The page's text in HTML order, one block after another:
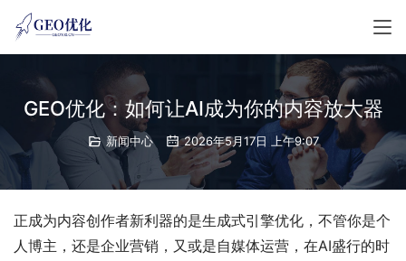
GEO优化：如何让AI成为你的内容放大器
新闻中心 2026年5月17日 上午9:07
正成为内容创作者新利器的是生成式引擎优化，不管你是个
人博主，还是企业营销，又或是自媒体运营，在AI盛行的时